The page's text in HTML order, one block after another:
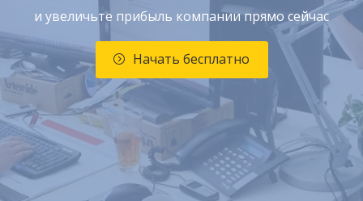
и увеличьте прибыль компании прямо сейчас
Начать бесплатно